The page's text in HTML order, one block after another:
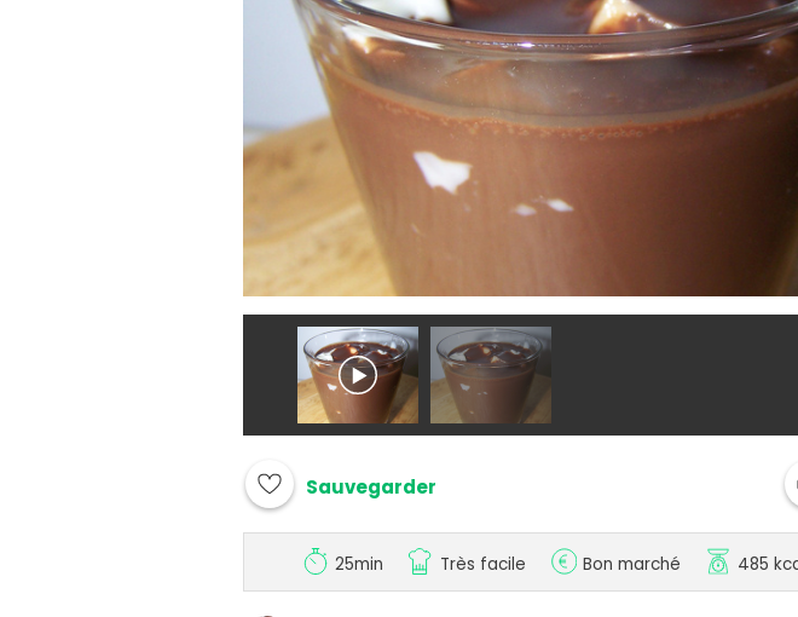
Sauvegarder
25min Très facile Bon marché 485